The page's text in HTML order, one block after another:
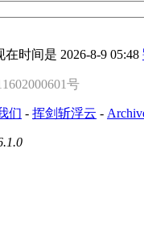
时间是 2026-8-9 05:48
号
们 - 挥剑斩浮云 -